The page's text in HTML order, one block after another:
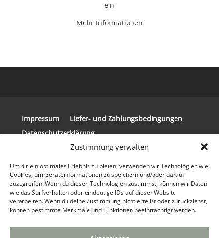
Zustimmung verwalten
Um dir ein optimales Erlebnis zu bieten, verwenden wir Technologien wie
Cookies, um Geräteinformationen zu speichern und/oder darauf
zuzugreifen. Wenn du diesen Technologien zustimmst, können wir Daten
wie das Surfverhalten oder eindeutige IDs auf dieser Website
verarbeiten. Wenn du deine Zustimmung nicht erteilst oder zurückziehst,
können bestimmte Merkmale und Funktionen beeinträchtigt werden.
ein
Mehr Informationen
Impressum
Liefer- und Zahlungsbedingungen
Datenschutzerklärung
Allgemeine Geschäftsbedingungen
Widerrufsbelehrung
© 2024 Copyright Steirerkissen | Realisierung
der Website: tpi Media GmbH®Webdesign